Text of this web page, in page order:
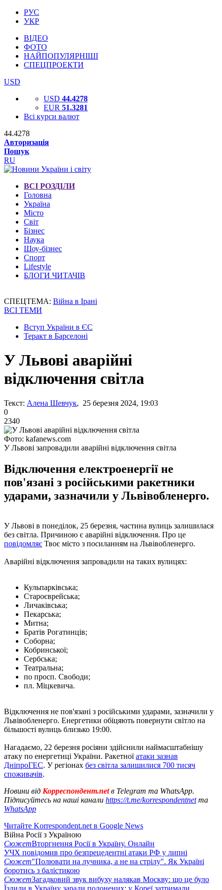
РУС
УКР
ВІДЕО
ФОТО
НАЙПОПУЛЯРНІШІ
СПЕЦПРОЕКТИ
USD
USD 44.4278
EUR 51.3281
Всі курси валют
44.4278
Авторизація
Пошук
RU
ВСІ РОЗДІЛИ
Головна
Україна
Місто
Світ
Бізнес
Наука
Шоу-бізнес
Спорт
Lifestyle
БЛОГИ ЧИТАЧІВ
СПЕЦТЕМА: Війна в Ірані
ВСІ ТЕМИ
Вступ України в ЄС
Теракт в Барселоні
У Львові аварійні
відключення світла
Текст: Алена Шевчук, 25 березня 2024, 19:03
0
2340
Фото: kafanews.com
У Львові запровадили аварійні відключення світла
Відключення електроенергії не
пов'язані з російськими ракетники
ударами, зазначили у Львівобленерго.
У Львові в понеділок, 25 березня, частина вулиць залишилася
без світла. Причиною є аварійні відключення. Про це
повідомляє Твоє місто з посиланням на Львівобленерго.
Аварійні відключення запровадили на таких вулицях:
Кульпарківська;
Староєврейська;
Личаківська;
Пекарська;
Митна;
Братів Рогатинців;
Соборна;
Кобринської;
Сербська;
Театральна;
по просп. Свободи;
пл. Міцкевича.
Відключення не пов'язані з російськими ударами, зазначили у
Львівобленерго. Енергетики обіцяють повернути світло на
більшості вулиць близько 19:00.
Нагадаємо, 22 березня росіяни здійснили наймасштабнішу
атаку по енергетиці України. Ракетноїатаки зазнав
ДніпроГЕС. У регіонах без світла залишилися 700 тисяч
споживачів.
Новини від Корреспондент.netв Telegram та WhatsApp.
Підписуйтесь на наші канали https://t.me/korrespondentnetта
WhatsApp
Читайте Korrespondent.net в Google News
Війна Росії з Україною
СюжетВторгнення Росії в Україну. Онлайн
УЧХ повідомив про безпрецедентні атаки РФ у липні
Сюжет"Полювати на лучника, а не на стрілу". Як Україні
боротись з балістикою
СюжетЗагадковий звук вибуху налякав Москву: що це було
Їздили в Україну заради полонених: у Кореї затримали